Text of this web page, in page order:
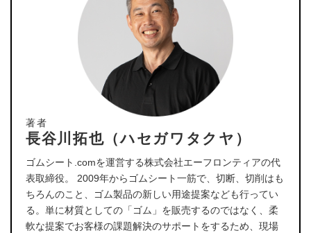
著者
長谷川拓也（ハセガワタクヤ）
ゴムシート.comを運営する株式会社エーフロンティアの代
表取締役。 2009年からゴムシート一筋で、切断、切削はも
ちろんのこと、ゴム製品の新しい用途提案なども行ってい
る。単に材質としての「ゴム」を販売するのではなく、柔
軟な提案でお客様の課題解決のサポートをするため、現場